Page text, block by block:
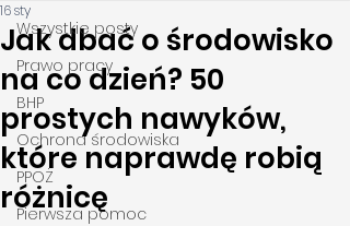
Wszystkie posty
Prawo pracy
BHP
Ochrona środowiska
PPOŻ
Pierwsza pomoc
Jak dbać o środowisko
na co dzień? 50
prostych nawyków,
które naprawdę robią
różnicę
16 sty